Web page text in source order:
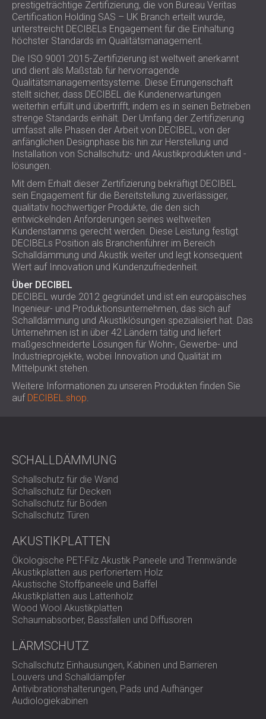
SCHALLSCHUTZ UND AKUSTIK FÜR
HALLEN
SCHALLDÄMMUNG UND
AKUSTIKLÖSUNGEN FÜR
EINZELHANDELSFLÄCHEN
SCHALLSCHUTZ UND AKUSTIK FÜR
BILDUNGSEINRICHTUNGEN
SCHALLSCHUTZ UND AKUSTIK FÜR
GESUNDHEITSEINRICHTUNGE
SCHALLSCHUTZ UND
AKUSTIKLÖSUNGEN FÜR DEN
AUDIOLOGIEBEREICH
SCHALLDÄMMUNG UND
AKUSTIKLÖSUNGEN FÜR
RECHENZENTREN
POLAND (PL)
FINLAND (FI)
РОССИЯ (RU)
USA (US)
SOUTH AFRICA (ZA)
prestigeträchtige Zertifizierung, die von Bureau Veritas
Certification Holding SAS – UK Branch erteilt wurde,
unterstreicht DECIBELs Engagement für die Einhaltung
höchster Standards im Qualitätsmanagement.
Die ISO 9001:2015-Zertifizierung ist weltweit anerkannt
und dient als Maßstab für hervorragende
Qualitätsmanagementsysteme. Diese Errungenschaft
stellt sicher, dass DECIBEL die Kundenerwartungen
weiterhin erfüllt und übertrifft, indem es in seinen Betrieben
strenge Standards einhält. Der Umfang der Zertifizierung
umfasst alle Phasen der Arbeit von DECIBEL, von der
anfänglichen Designphase bis hin zur Herstellung und
Installation von Schallschutz- und Akustikprodukten und -
lösungen.
Mit dem Erhalt dieser Zertifizierung bekräftigt DECIBEL
sein Engagement für die Bereitstellung zuverlässiger,
qualitativ hochwertiger Produkte, die den sich
entwickelnden Anforderungen seines weltweiten
Kundenstamms gerecht werden. Diese Leistung festigt
DECIBELs Position als Branchenführer im Bereich
Schalldämmung und Akustik weiter und legt konsequent
Wert auf Innovation und Kundenzufriedenheit.
Über DECIBEL
DECIBEL wurde 2012 gegründet und ist ein europäisches
Ingenieur- und Produktionsunternehmen, das sich auf
Schalldämmung und Akustiklösungen spezialisiert hat. Das
Unternehmen ist in über 42 Ländern tätig und liefert
maßgeschneiderte Lösungen für Wohn-, Gewerbe- und
Industrieprojekte, wobei Innovation und Qualität im
Mittelpunkt stehen.
Weitere Informationen zu unseren Produkten finden Sie
auf DECIBEL.shop.
SCHALLDÄMMUNG
Schallschutz für die Wand
Schallschutz für Decken
Schallschutz für Böden
Schallschutz Türen
AKUSTIKPLATTEN
Ökologische PET-Filz Akustik Paneele und Trennwände
Akustikplatten aus perforiertem Holz
Akustische Stoffpaneele und Baffel
Akustikplatten aus Lattenholz
Wood Wool Akustikplatten
Schaumabsorber, Bassfallen und Diffusoren
LÄRMSCHUTZ
Schallschutz Einhausungen, Kabinen und Barrieren
Louvers und Schalldämpfer
Antivibrationshalterungen, Pads und Aufhänger
Audiologiekabinen